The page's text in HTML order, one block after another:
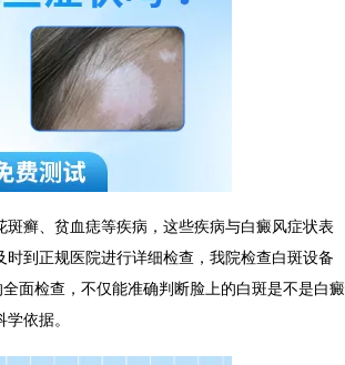
癣、贫血痣等疾病，这些疾病与白癜风症状表
到正规医院进行详细检查，我院检查白斑设备
面检查，不仅能准确判断脸上的白斑是不是白癜
依据。